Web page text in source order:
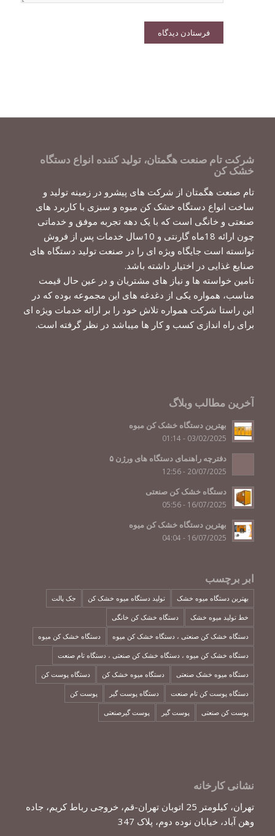
شرکت تام صنعت هگمتان، تولید کننده انواع دستگاه
خشک کن
تام صنعت هگمتان از شرکت های پیشرو در زمینه تولید و
ساخت انواع دستگاه خشک کن میوه و سبزی با کاربرد های
صنعتی و خانگی است که با یک دهه تجربه موفق و خدماتی
چون ارائه 18ماه گارنتی و 10سال خدمات پس از فروش
توانسته است جایگاه ویژه ای را در صنعت تولید دستگاه های
صنایع غذایی در اختیار داشته باشد.
تامین خواسته ها و نیاز های مشتریان و در عین حال قیمت
مناسب، همواره یکی از دغدغه های این مجموعه بوده که در
این راستا شرکت همواره تلاش خود را بر ارائه خدمات ویژه ای
برای راه اندازی کسب و کار ها میباشد در نظر گرفته است.
آخرین مطالب وبلاگ
بهترین دستگاه خشک کن مبوه
03/02/2025 - 01:14
دفترچه راهنمای دستگاه های ورژن ۵
20/07/2025 - 12:56
دستگاه خشک کن صنعتی
16/07/2025 - 05:56
بهترین دستگاه خشک کن میوه
16/07/2025 - 04:04
ابر برچسب
بهترین دستگاه میوه خشک تولید دستگاه میوه خشک کن جک پالت
خط تولید میوه خشک دستگاه خشک کن خانگی
دستگاه خشک کن صنعتی ، دستگاه خشک کن میوه دستگاه خشک کن میوه
دستگاه خشک کن میوه ، دستگاه خشک کن صنعتی ، دستگاه تام صنعت
دستگاه میوه خشک صنعتی دستگاه میوه خشک کن دستگاه پوست کن
دستگاه پوست کن تام صنعت دستگاه پوست گیر پوست کن
پوست کن صنعتی پوست گیر پوست گیرصنعتی
نشانی کارخانه
تهران، کیلومتر 25 اتوبان تهران-قم، خروجی رباط کریم، جاده
وهن آباد، خیابان نوده دوم، پلاک 347